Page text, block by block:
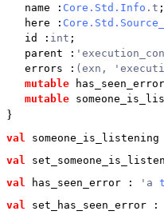
name : Core.Std.Info .t ;
here :
id
: int ;
parent :
errors : (exn,
mutable
has_seen_error
mutable
}
val someone_is_listening
val
val
has_seen_error : 'a
val
set_has_seen_error :